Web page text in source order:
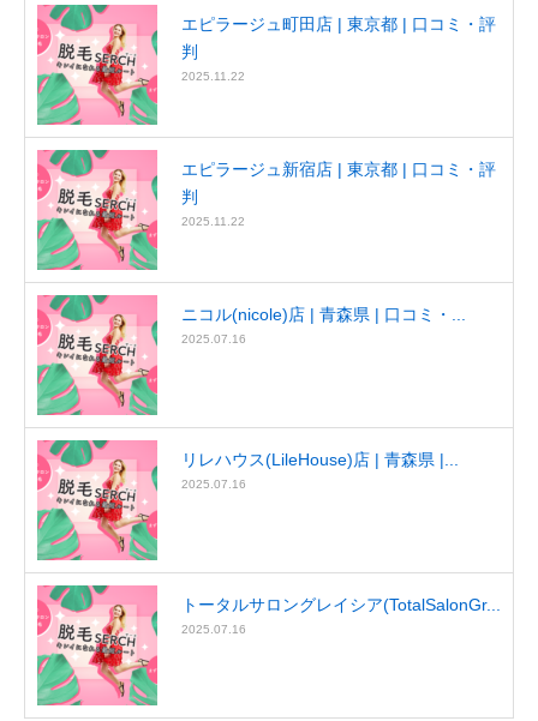
エピラージュ町田店 | 東京都 | 口コミ・評
判
2025.11.22
エピラージュ新宿店 | 東京都 | 口コミ・評
判
2025.11.22
ニコル(nicole)店 | 青森県 | 口コミ・...
2025.07.16
リレハウス(LileHouse)店 | 青森県 |...
2025.07.16
トータルサロングレイシア(TotalSalonGr...
2025.07.16